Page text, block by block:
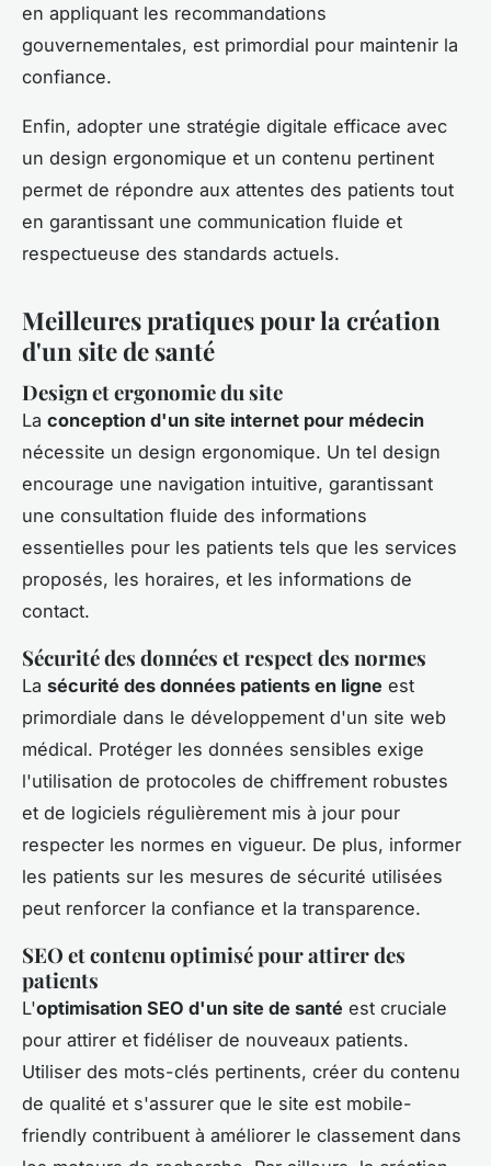
en appliquant les recommandations
gouvernementales, est primordial pour maintenir la
confiance.
Enfin, adopter une stratégie digitale efficace avec
un design ergonomique et un contenu pertinent
permet de répondre aux attentes des patients tout
en garantissant une communication fluide et
respectueuse des standards actuels.
Meilleures pratiques pour la création
d'un site de santé
Design et ergonomie du site
La conception d'un site internet pour médecin
nécessite un design ergonomique. Un tel design
encourage une navigation intuitive, garantissant
une consultation fluide des informations
essentielles pour les patients tels que les services
proposés, les horaires, et les informations de
contact.
Sécurité des données et respect des normes
La sécurité des données patients en ligne est
primordiale dans le développement d'un site web
médical. Protéger les données sensibles exige
l'utilisation de protocoles de chiffrement robustes
et de logiciels régulièrement mis à jour pour
respecter les normes en vigueur. De plus, informer
les patients sur les mesures de sécurité utilisées
peut renforcer la confiance et la transparence.
SEO et contenu optimisé pour attirer des
patients
L'optimisation SEO d'un site de santé est cruciale
pour attirer et fidéliser de nouveaux patients.
Utiliser des mots-clés pertinents, créer du contenu
de qualité et s'assurer que le site est mobile-
friendly contribuent à améliorer le classement dans